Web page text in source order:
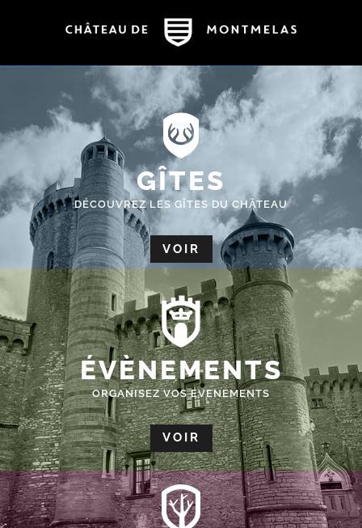
GÎTES
DÉCOUVREZ LES GÎTES DU CHÂTEAU
VOIR
ÉVÈNEMENTS
ORGANISEZ VOS EVENEMENTS
VOIR